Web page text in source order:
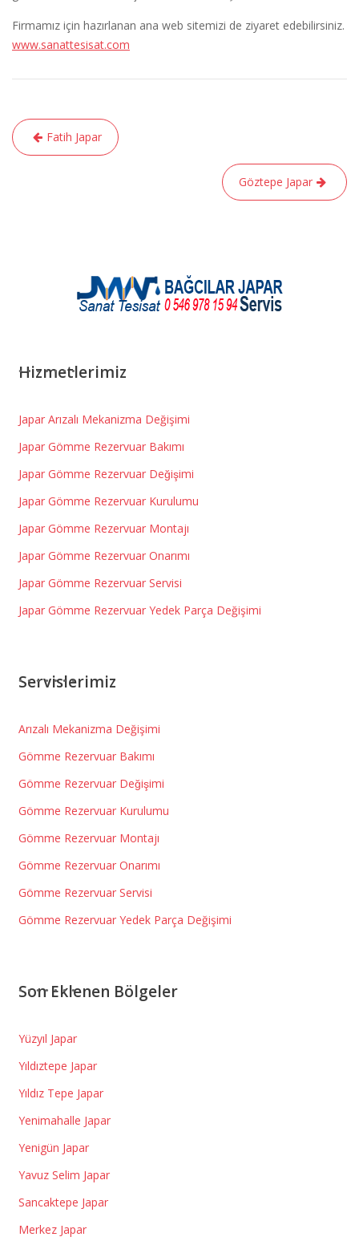
Firmamız için hazırlanan ana web sitemizi de ziyaret edebilirsiniz.
www.sanattesisat.com
Yazı
gezinmesi
Fatih Japar
Göztepe Japar
Hizmetlerimiz
Japar Arızalı Mekanizma Değişimi
Japar Gömme Rezervuar Bakımı
Japar Gömme Rezervuar Değişimi
Japar Gömme Rezervuar Kurulumu
Japar Gömme Rezervuar Montajı
Japar Gömme Rezervuar Onarımı
Japar Gömme Rezervuar Servisi
Japar Gömme Rezervuar Yedek Parça Değişimi
Servislerimiz
Arızalı Mekanizma Değişimi
Gömme Rezervuar Bakımı
Gömme Rezervuar Değişimi
Gömme Rezervuar Kurulumu
Gömme Rezervuar Montajı
Gömme Rezervuar Onarımı
Gömme Rezervuar Servisi
Gömme Rezervuar Yedek Parça Değişimi
Son Eklenen Bölgeler
Yüzyıl Japar
Yıldıztepe Japar
Yıldız Tepe Japar
Yenimahalle Japar
Yenigün Japar
Yavuz Selim Japar
Sancaktepe Japar
Merkez Japar